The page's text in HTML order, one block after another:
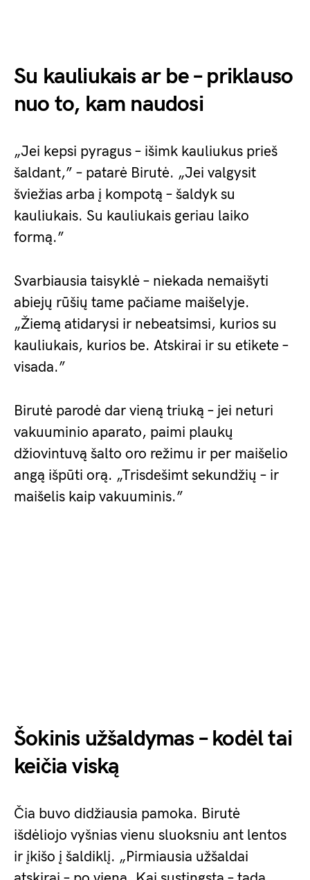
Su kauliukais ar be – priklauso
nuo to, kam naudosi
„Jei kepsi pyragus – išimk kauliukus prieš
šaldant,” – patarė Birutė. „Jei valgysit
šviežias arba į kompotą – šaldyk su
kauliukais. Su kauliukais geriau laiko
formą.”
Svarbiausia taisyklė – niekada nemaišyti
abiejų rūšių tame pačiame maišelyje.
„Žiemą atidarysi ir nebeatsimsi, kurios su
kauliukais, kurios be. Atskirai ir su etikete –
visada.”
Birutė parodė dar vieną triuką – jei neturi
vakuuminio aparato, paimi plaukų
džiovintuvą šalto oro režimu ir per maišelio
angą išpūti orą. „Trisdešimt sekundžių – ir
maišelis kaip vakuuminis.”
Šokinis užšaldymas – kodėl tai
keičia viską
Čia buvo didžiausia pamoka. Birutė
išdėliojo vyšnias vienu sluoksniu ant lentos
ir įkišo į šaldiklį. „Pirmiausia užšaldai